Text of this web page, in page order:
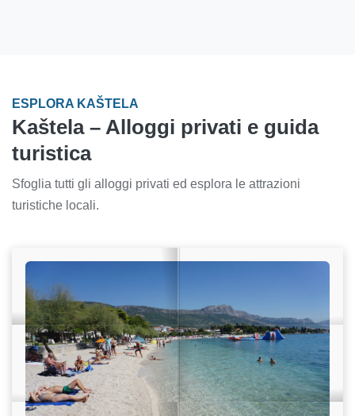
ESPLORA KAŠTELA
Kaštela – Alloggi privati e guida
turistica
Sfoglia tutti gli alloggi privati ed esplora le attrazioni
turistiche locali.